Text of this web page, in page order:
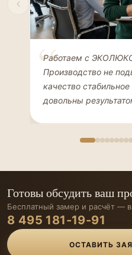
Елена Соколова
ДИЗАЙНЕР
Работаем с
Производство не
качество
довольны
Готовы обсудить ваш
Бесплатный замер и расчёт —
8 495 181-19-91
ОСТАВИТЬ